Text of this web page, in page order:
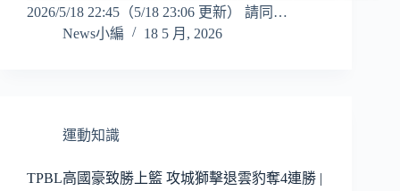
2026/5/18 22:45（5/18 23:06 更新） 請同…
News小編
18 5 月, 2026
運動知識
TPBL高國豪致勝上籃 攻城獅擊退雲豹奪4連勝 |